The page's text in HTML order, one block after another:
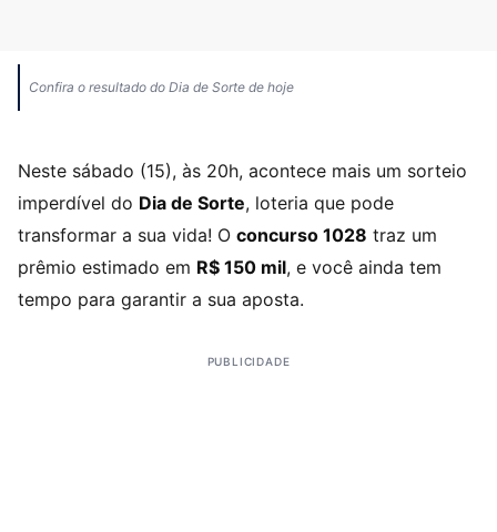
Confira o resultado do Dia de Sorte de hoje
Neste sábado (15), às 20h, acontece mais um sorteio
imperdível do Dia de Sorte, loteria que pode
transformar a sua vida! O concurso 1028 traz um
prêmio estimado em R$ 150 mil, e você ainda tem
tempo para garantir a sua aposta.
PUBLICIDADE